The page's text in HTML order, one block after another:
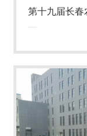
第十九届长春